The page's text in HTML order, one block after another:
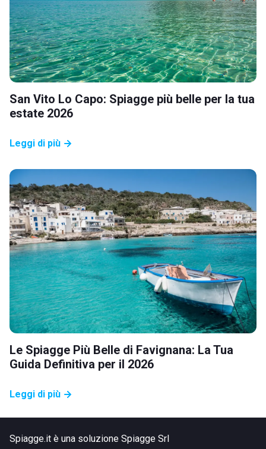
San Vito Lo Capo: Spiagge più belle per la tua
estate 2026
Leggi di più
Le Spiagge Più Belle di Favignana: La Tua
Guida Definitiva per il 2026
Leggi di più
Spiagge.it è una soluzione Spiagge Srl